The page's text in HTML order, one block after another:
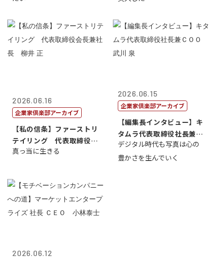
2026.06.16
企業家倶楽部アーカイブ
【私の信条】ファーストリ
テイリング 代表取締役会
長兼社長 柳...
真っ当に生きる
2026.06.15
企業家倶楽部アーカイブ
【編集長インタビュー】キ
タムラ代表取締役社長兼Ｃ
ＯＯ 武川 ...
デジタル時代も写真は心の
豊かさを生んでいく
2026.06.12